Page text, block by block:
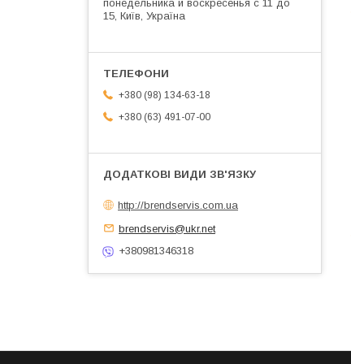
понедельника и воскресенья с 11 до
15, Київ, Україна
+380 (98) 134-63-18
+380 (63) 491-07-00
http://brendservis.com.ua
brendservis@ukr.net
+380981346318